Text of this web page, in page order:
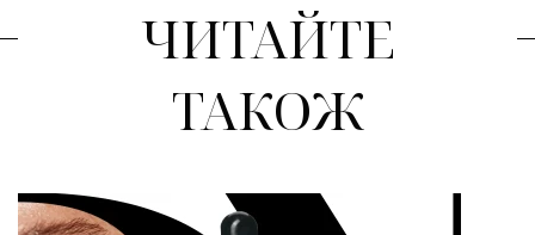
ЧИТАЙТЕ
ТАКОЖ